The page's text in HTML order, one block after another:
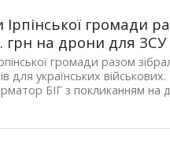
Ірпінської громади
грн на дрони для ЗСУ
громади разом
для українських
БІГ з покликанням на